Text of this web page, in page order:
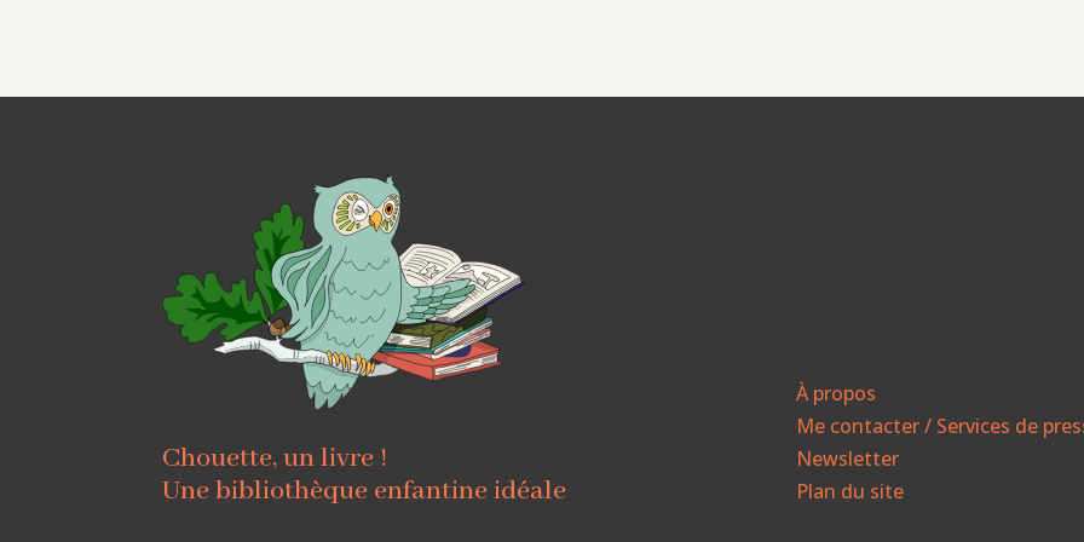
Chouette, un livre !
Une bibliothèque enfantine idéale
À propos
Me contacter / Services de
Newsletter
Plan du site